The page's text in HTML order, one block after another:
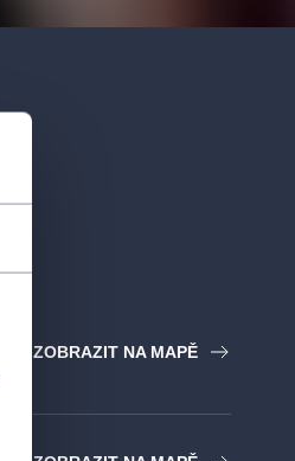
ZOBRAZIT NA MAPĚ